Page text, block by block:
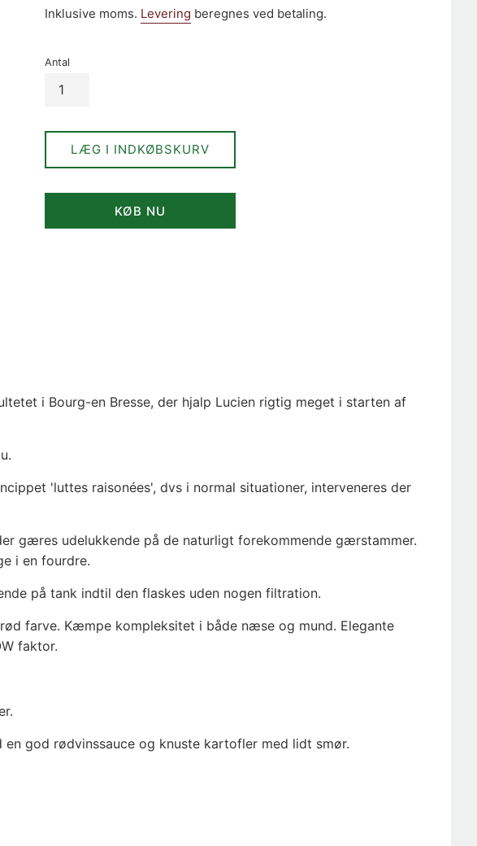
Inklusive moms. Levering beregnes ved betaling.
Antal
LÆG I INDKØBSKURV
KØB NU
i Bourg-en Bresse, der hjalp Lucien rigtig meget i starten af
'luttes raisonées', dvs i normal situationer, interveneres der
gæres udelukkende på de naturligt forekommende gærstammer.
i en fourdre.
på tank indtil den flaskes uden nogen filtration.
farve. Kæmpe kompleksitet i både næse og mund. Elegante
faktor.
god rødvinssauce og knuste kartofler med lidt smør.